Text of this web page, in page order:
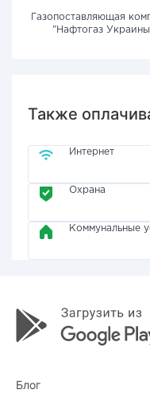
Газопоставляющая
"Нафтогаз
Также
Интернет
Охрана
Коммунальные
Блог